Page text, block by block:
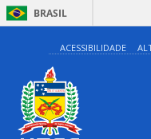
BRASIL
ACESSIBILIDADE